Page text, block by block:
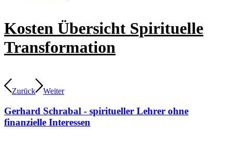
Kosten Übersicht Spirituelle
Transformation
Zurück Weiter
Gerhard Schrabal - spiritueller Lehrer ohne
finanzielle Interessen